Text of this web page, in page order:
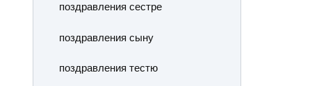
поздравления сестре
поздравления сыну
поздравления тестю